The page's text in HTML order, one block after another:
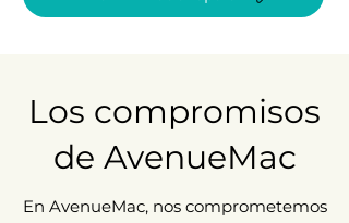
Los compromisos
de AvenueMac
En AvenueMac, nos comprometemos